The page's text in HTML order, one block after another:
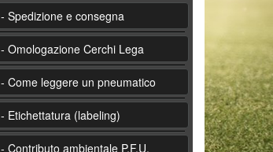
- Spedizione e consegna
- Omologazione Cerchi Lega
- Come leggere un pneumatico
- Etichettatura (labeling)
- Contributo ambientale P.F.U.